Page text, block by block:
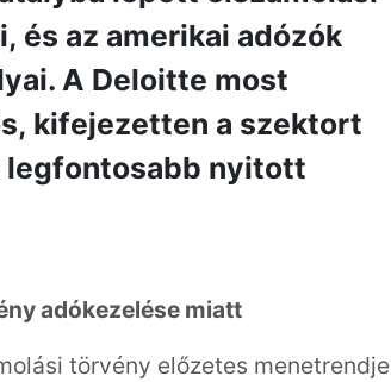
és az amerikai adózók
A Deloitte most
kifejezetten a szektort
legfontosabb nyitott
adókezelése miatt
törvény előzetes menetrendje